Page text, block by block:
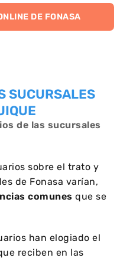
DE FONASA
SUCURSALES
de las sucursales
sobre el trato y
de Fonasa varían,
comunes que se
han elogiado el
reciben en las